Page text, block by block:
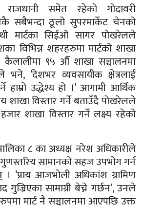
राजधानी समेत रहेको गोदावरी
सबैभन्दा ठूलो सुपरमार्केट चेनको
मार्टका सिईओ सागर पोखरेलले
विभिन्न शहरहरुमा मार्टको शाखा
कैलालीमा ९५ औँ शाखा सञ्चालनमा
भने, ’देशभर व्यवसायीक क्षेत्रलाई
हाम्रो उद्धेश्य हो ।’ आगामी आर्थिक
शाखा विस्तार गर्ने बताउँदै पोखरेलले
शाखा विस्तार गर्ने लक्ष्य रहेको
८ का अध्यक्ष नरेश अधिकारीले
सामानको सहज उपभोग गर्न
’प्राय आजभोली अधिकांश ग्रामिण
गुज्रिएका सामाग्री बेच्ने गर्छन’, उनले
मार्ट नै सञ्चालनमा आएपछि उक्त